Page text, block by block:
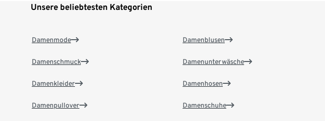
Unsere beliebtesten Kategorien
Damenmode
Damenschmuck
Damenkleider
Damenpullover
Damenblusen
Damenunterwäsche
Damenhosen
Damenschuhe